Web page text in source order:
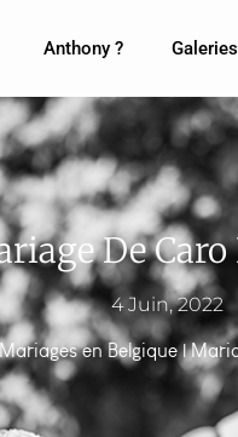
Anthony ? Galeries
De Caro
4 Juin, 2022
en Belgique|